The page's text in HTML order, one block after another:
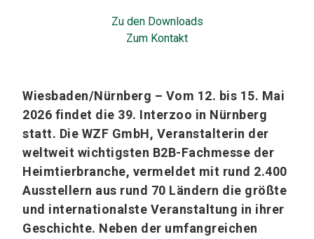
Zu den Downloads
Zum Kontakt
Wiesbaden/Nürnberg – Vom 12. bis 15. Mai
2026 findet die 39. Interzoo in Nürnberg
statt. Die WZF GmbH, Veranstalterin der
weltweit wichtigsten B2B-Fachmesse der
Heimtierbranche, vermeldet mit rund 2.400
Ausstellern aus rund 70 Ländern die größte
und internationalste Veranstaltung in ihrer
Geschichte. Neben der umfangreichen